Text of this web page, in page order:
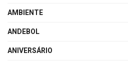
AMBIENTE
ANDEBOL
ANIVERSÁRIO